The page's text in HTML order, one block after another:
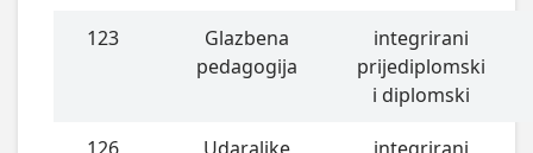
123
Glazbena
pedagogija
integrirani
prijediplomski
i diplomski